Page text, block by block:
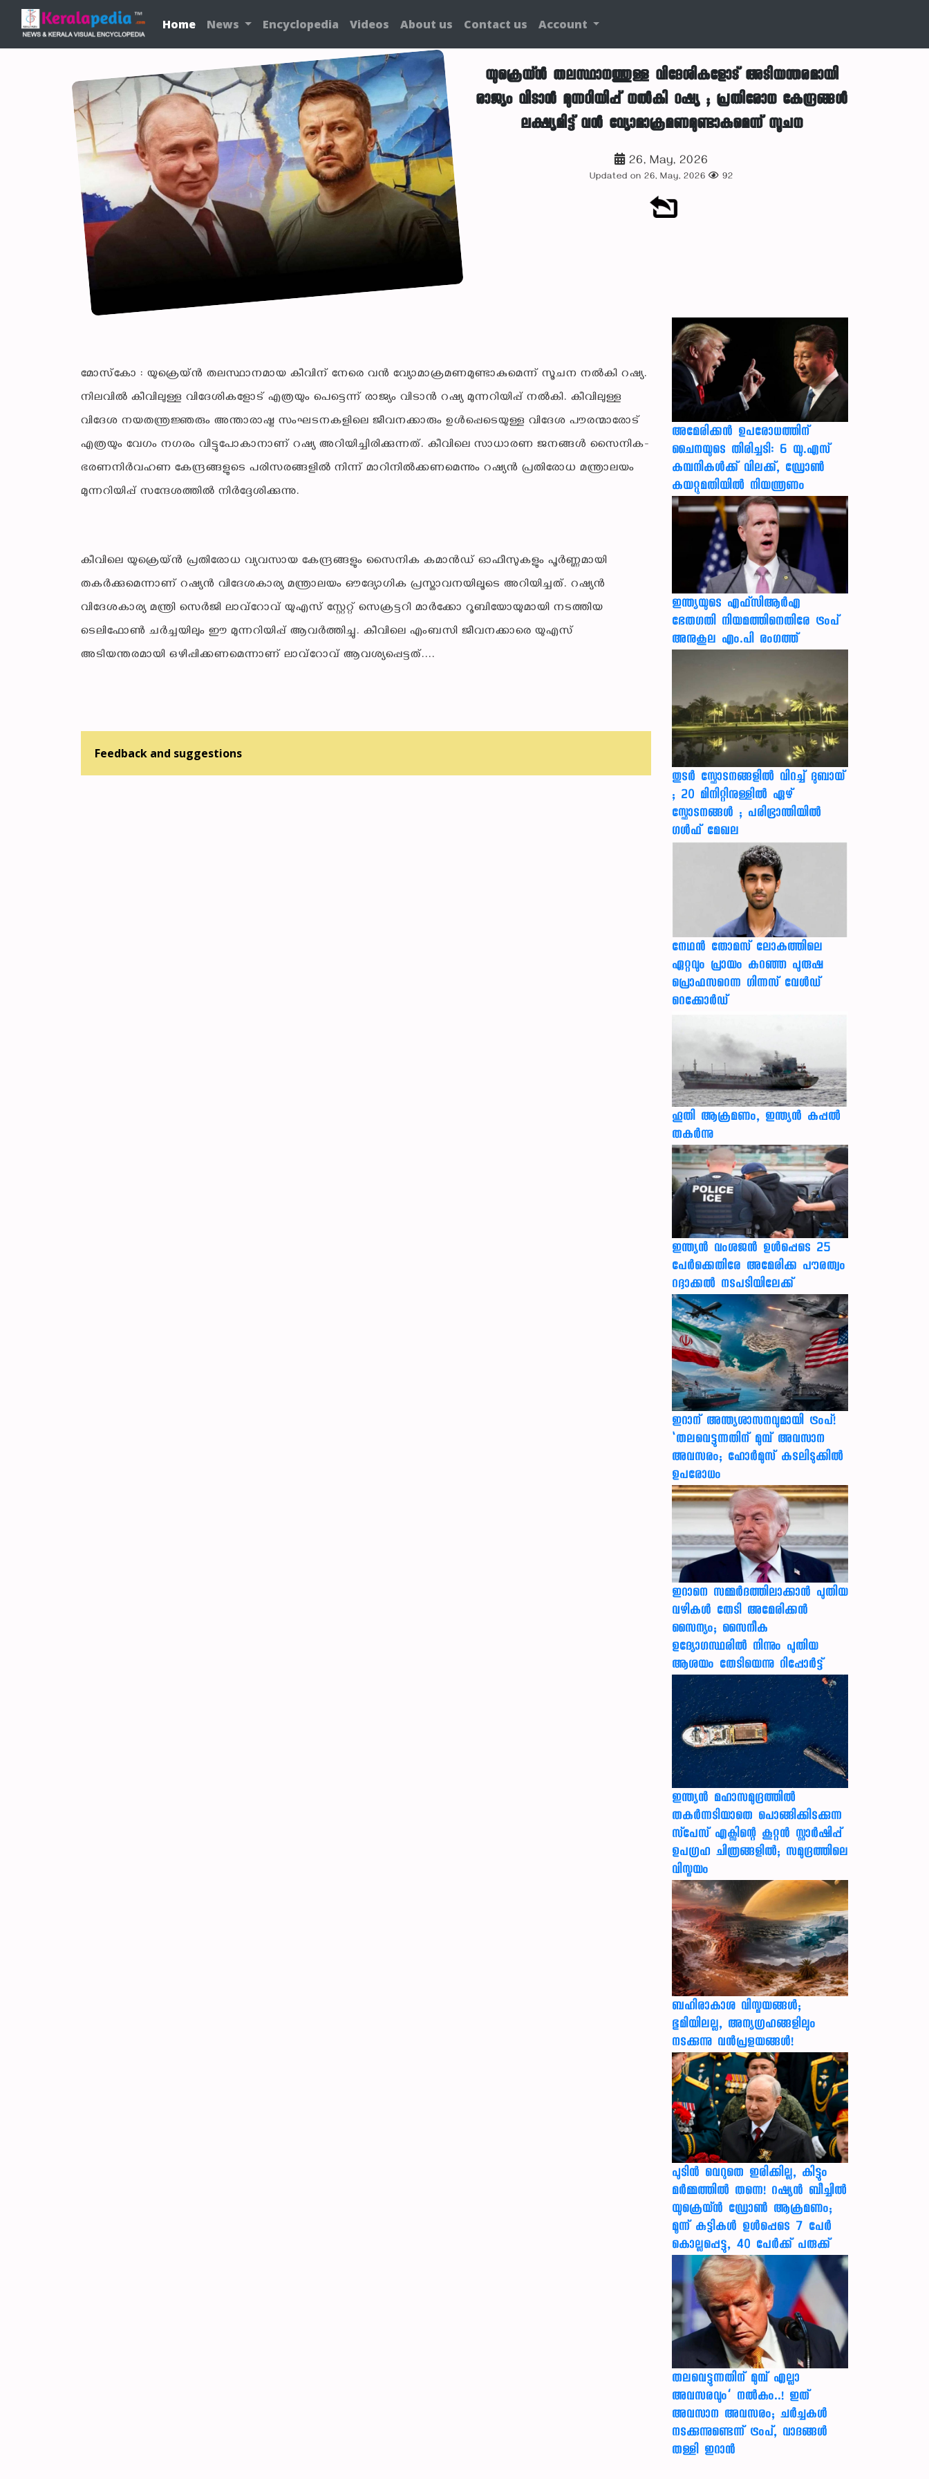
Home News Encyclopedia Videos About us Contact us Account
യുക്രെയ്ൻ തലസ്ഥാനത്തുള്ള വിദേശികളോട് അടിയന്തരമായി
രാജ്യം വിടാൻ മുന്നറിയിപ്പ് നൽകി റഷ്യ ; പ്രതിരോധ കേന്ദ്രങ്ങൾ
ലക്ഷ്യമിട്ട് വൻ വ്യോമാക്രമണമുണ്ടാകുമെന്ന് സൂചന
26, May, 2026
Updated on 26, May, 2026 92
മോസ്‌കോ : യുക്രെയ്ൻ തലസ്ഥാനമായ കീവിന് നേരെ വൻ വ്യോമാക്രമണമുണ്ടാകുമെന്ന് സൂചന നൽകി റഷ്യ.
നിലവിൽ കീവിലുള്ള വിദേശികളോട് എത്രയും പെട്ടെന്ന് രാജ്യം വിടാൻ റഷ്യ മുന്നറിയിപ്പ് നൽകി. കീവിലുള്ള
വിദേശ നയതന്ത്രജ്ഞരും അന്താരാഷ്ട്ര സംഘടനകളിലെ ജീവനക്കാരും ഉൾപ്പെടെയുള്ള വിദേശ പൗരന്മാരോട്
എത്രയും വേഗം നഗരം വിട്ടുപോകാനാണ് റഷ്യ അറിയിച്ചിരിക്കുന്നത്. കീവിലെ സാധാരണ ജനങ്ങൾ സൈനിക-
ഭരണനിർവഹണ കേന്ദ്രങ്ങളുടെ പരിസരങ്ങളിൽ നിന്ന് മാറിനിൽക്കണമെന്നും റഷ്യൻ പ്രതിരോധ മന്ത്രാലയം
മുന്നറിയിപ്പ് സന്ദേശത്തിൽ നിർദ്ദേശിക്കുന്നു.
കീവിലെ യുക്രെയ്ൻ പ്രതിരോധ വ്യവസായ കേന്ദ്രങ്ങളും സൈനിക കമാൻഡ് ഓഫീസുകളും പൂർണ്ണമായി
തകർക്കുമെന്നാണ് റഷ്യൻ വിദേശകാര്യ മന്ത്രാലയം ഔദ്യോഗിക പ്രസ്താവനയിലൂടെ അറിയിച്ചത്. റഷ്യൻ
വിദേശകാര്യ മന്ത്രി സെർജി ലാവ്‌റോവ് യുഎസ് സ്റ്റേറ്റ് സെക്രട്ടറി മാർക്കോ റൂബിയോയുമായി നടത്തിയ
ടെലിഫോൺ ചർച്ചയിലും ഈ മുന്നറിയിപ്പ് ആവർത്തിച്ചു. കീവിലെ എംബസി ജീവനക്കാരെ യുഎസ്
അടിയന്തരമായി ഒഴിപ്പിക്കണമെന്നാണ് ലാവ്‌റോവ് ആവശ്യപ്പെട്ടത്....
Feedback and suggestions
അമേരിക്കൻ ഉപരോധത്തിന്
ചൈനയുടെ തിരിച്ചടി: 6 യു.എസ്
കമ്പനികൾക്ക് വിലക്ക്, ഡ്രോൺ
കയറ്റുമതിയിൽ നിയന്ത്രണം
ഇന്ത്യയുടെ എഫ്‌സിആര്‍എ
ഭേതഗതി നിയമത്തിനെതിരേ ട്രംപ്
അനുകൂല എം.പി രംഗത്ത്
തുടർ സ്ഫോടനങ്ങളിൽ വിറച്ച് ദുബായ്
; 20 മിനിറ്റിനുള്ളിൽ ഏഴ്
സ്ഫോടനങ്ങൾ ; പരിഭ്രാന്തിയിൽ
ഗൾഫ് മേഖല
നേഥന്‍ തോമസ് ലോകത്തിലെ
ഏറ്റവും പ്രായം കുറഞ്ഞ പുരുഷ
പ്രൊഫസറെന്ന ഗിന്നസ് വേള്‍ഡ്
റെക്കോര്‍ഡ്
ഹൂതി ആക്രമണം, ഇന്ത്യൻ കപ്പൽ
തകർന്നു
ഇന്ത്യന്‍ വംശജന്‍ ഉള്‍പ്പെടെ 25
പേര്‍ക്കെതിരേ അമേരിക്ക പൗരത്വം
റദ്ദാക്കല്‍ നടപടിയിലേക്ക്
ഇറാന് അന്ത്യശാസനവുമായി ട്രംപ്!
‘തലവെട്ടുന്നതിന് മുമ്പ് അവസാന
അവസരം; ഹോർമുസ് കടലിടുക്കിൽ
ഉപരോധം
ഇറാനെ സമ്മര്‍ദത്തിലാക്കാന്‍ പുതിയ
വഴികള്‍ തേടി അമേരിക്കന്‍
സൈന്യം; സൈനീക
ഉദ്യോഗസ്ഥരില്‍ നിന്നും പുതിയ
ആശയം തേടിയെന്നു റിപ്പോര്‍ട്ട്
ഇന്ത്യൻ മഹാസമുദ്രത്തിൽ
തകർന്നടിയാതെ പൊങ്ങിക്കിടക്കുന്ന
സ്‌പേസ് എക്സിന്റെ കൂറ്റൻ സ്റ്റാർഷിപ്പ്
ഉപഗ്രഹ ചിത്രങ്ങളിൽ; സമുദ്രത്തിലെ
വിസ്മയം
ബഹിരാകാശ വിസ്മയങ്ങൾ;
ഭൂമിയിലല്ല, അന്യഗ്രഹങ്ങളിലും
നടക്കുന്നു വൻപ്രളയങ്ങൾ!
പുടിൻ വെറുതെ ഇരിക്കില്ല, കിട്ടും
മർമ്മത്തിൽ തന്നെ! റഷ്യൻ ബീച്ചിൽ
യുക്രെയ്ൻ ഡ്രോൺ ആക്രമണം;
മൂന്ന് കുട്ടികൾ ഉൾപ്പെടെ 7 പേർ
കൊല്ലപ്പെട്ടു, 40 പേർക്ക് പരുക്ക്
തലവെട്ടുന്നതിന് മുമ്പ് എല്ലാ
അവസരവും’ നൽകും..! ഇത്
അവസാന അവസരം; ചർച്ചകൾ
നടക്കുന്നുണ്ടെന്ന് ട്രംപ്, വാദങ്ങൾ
തള്ളി ഇറാൻ